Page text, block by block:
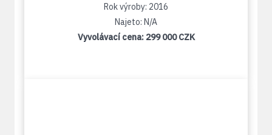
Rok výroby: 2016
Najeto: N/A
Vyvolávací cena: 299 000 CZK